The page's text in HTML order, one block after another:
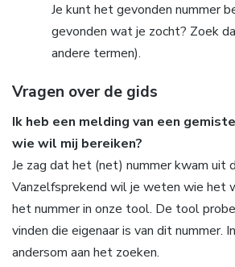
Je kunt het gevonden nummer
gevonden wat je zocht? Zoek
andere termen).
Vragen over de gids
Ik heb een melding van een
wie wil mij bereiken?
Je zag dat het (net) nummer kwam uit
Vanzelfsprekend wil je weten wie het
het nummer in onze tool. De tool
vinden die eigenaar is van dit nummer.
andersom aan het zoeken.